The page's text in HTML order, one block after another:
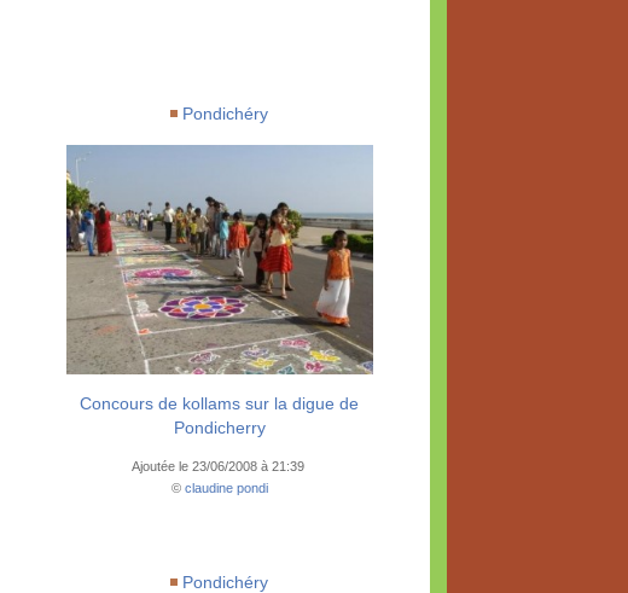
Pondichéry
Concours de kollams sur la digue de
Pondicherry
Ajoutée le 23/06/2008 à 21:39
© claudine pondi
Pondichéry